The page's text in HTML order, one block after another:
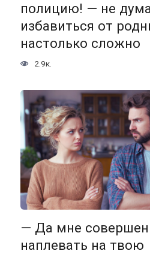
полицию! — не
избавиться от
настолько сложно
2.9к.
— Да мне
наплевать на твою